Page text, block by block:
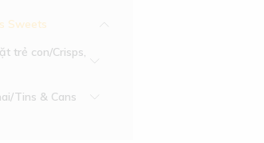
Sweets
trẻ con/Crisps,
Tins & Cans